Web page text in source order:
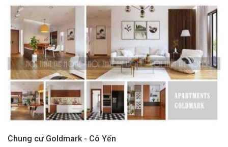
Chung cư Goldmark - Cô Yến